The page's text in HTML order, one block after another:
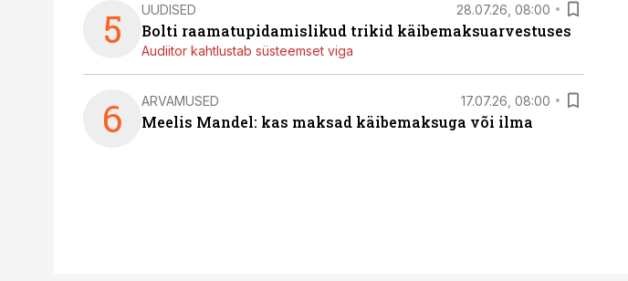
5 UUDISED 28.07.26, 08:00
Bolti raamatupidamislikud trikid käibemaksuarvestuses
Audiitor kahtlustab süsteemset viga
6 ARVAMUSED 17.07.26, 08:00
Meelis Mandel: kas maksad käibemaksuga või ilma